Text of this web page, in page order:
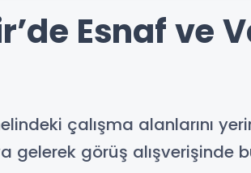
Esnaf ve
çalışma alanlarını
görüş alışverişinde